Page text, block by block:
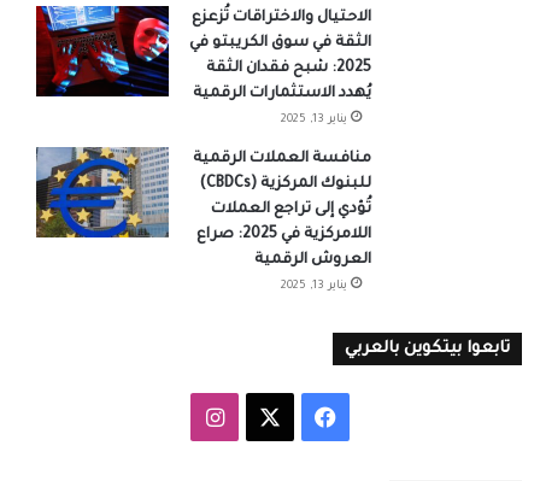
الاحتيال والاختراقات تُزعزع
الثقة في سوق الكريبتو في
2025: شبح فقدان الثقة
يُهدد الاستثمارات الرقمية
يناير 13, 2025
منافسة العملات الرقمية
للبنوك المركزية (CBDCs)
تُؤدي إلى تراجع العملات
اللامركزية في 2025: صراع
العروش الرقمية
يناير 13, 2025
تابعوا بيتكوين بالعربي
فيسبوك انستقرام